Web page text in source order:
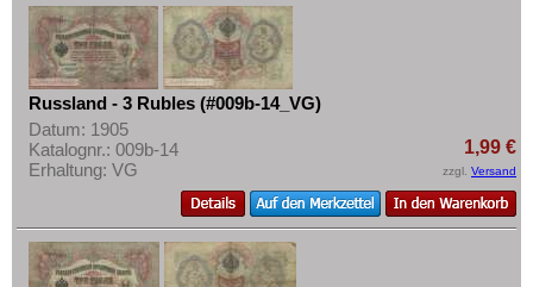
Russland - 3 Rubles (#009b-14_VG)
Datum: 1905
Katalognr.: 009b-14
Erhaltung: VG
1,99 €
zzgl. Versand